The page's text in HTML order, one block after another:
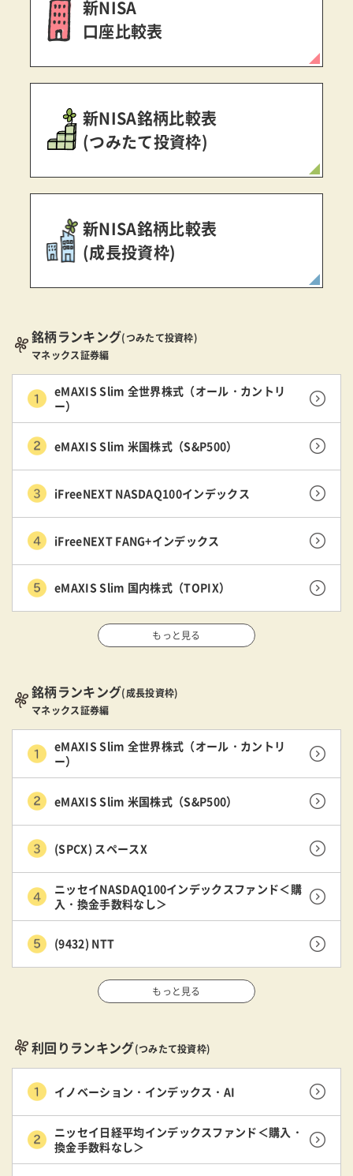
新NISA
口座比較表
新NISA銘柄比較表
(つみたて投資枠)
新NISA銘柄比較表
(成長投資枠)
銘柄ランキング(つみたて投資枠)
マネックス証券編
eMAXIS Slim 全世界株式（オール・カントリ
ー）
eMAXIS Slim 米国株式（S&P500）
iFreeNEXT NASDAQ100インデックス
iFreeNEXT FANG+インデックス
eMAXIS Slim 国内株式（TOPIX）
もっと見る
銘柄ランキング(成長投資枠)
マネックス証券編
eMAXIS Slim 全世界株式（オール・カントリ
ー）
eMAXIS Slim 米国株式（S&P500）
(SPCX) スペースX
ニッセイNASDAQ100インデックスファンド＜購
入・換金手数料なし＞
(9432) NTT
もっと見る
利回りランキング(つみたて投資枠)
イノベーション・インデックス・AI
ニッセイ日経平均インデックスファンド＜購入・
換金手数料なし＞